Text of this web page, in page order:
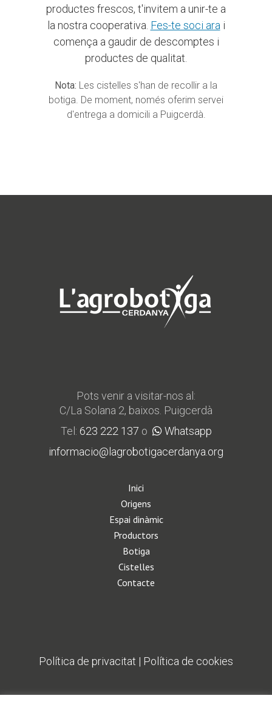
productes frescos, t'invitem a unir-te a
la nostra cooperativa. Fes-te soci ara i
comença a gaudir de descomptes i
productes de qualitat.
Nota: Les cistelles s'han de recollir a la
botiga. De moment, només oferim servei
d'entrega a domicili a Puigcerdà.
Pots venir a visitar-nos al:
C/La Solana 2, baixos. Puigcerdà
Tel: 623 222 137 o
Whatsapp
informacio@lagrobotigacerdanya.org
Inici
Origens
Espai dinàmic
Productors
Botiga
Cistelles
Contacte
Política de privacitat | Política de cookies